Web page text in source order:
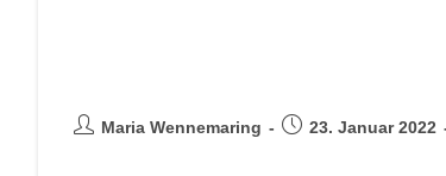
Maria Wennemaring 23. Januar 2022